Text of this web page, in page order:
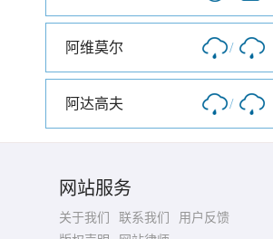
阿维莫尔 /
阿达高夫 /
网站服务
关于我们 联系我们
用户反馈